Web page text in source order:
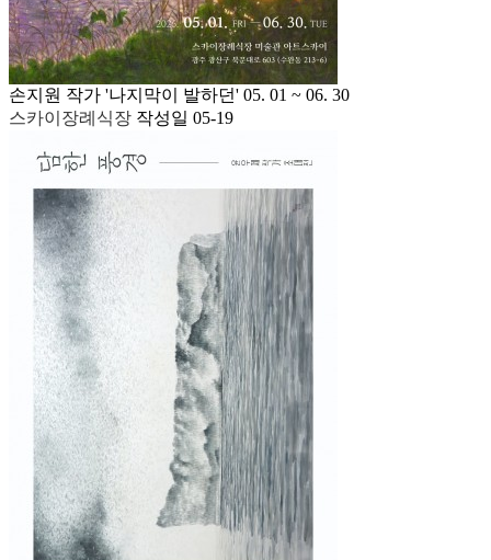
손지원 작가 '나지막이 발하던' 05. 01 ~ 06. 30
스카이장례식장 작성일 05-19